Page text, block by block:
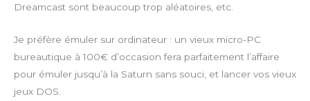
Dreamcast sont beaucoup trop aléatoires, etc.
Je préfère émuler sur ordinateur : un vieux micro-PC
bureautique à 100€ d’occasion fera parfaitement l’affaire
pour émuler jusqu’à la Saturn sans souci, et lancer vos vieux
jeux DOS.